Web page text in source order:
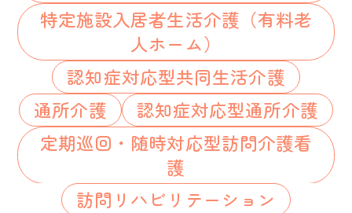
特定施設入居者生活介護（有料老
人ホーム）
認知症対応型共同生活介護
通所介護
認知症対応型通所介護
定期巡回・随時対応型訪問介護看
護
訪問リハビリテーション